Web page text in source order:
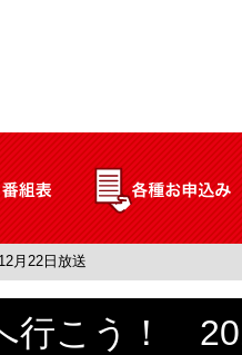
月22日放送
行こう！